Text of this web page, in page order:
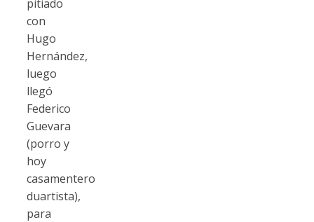
pitiado
con
Hugo
Hernández,
luego
llegó
Federico
Guevara
(porro y
hoy
casamentero
duartista),
para